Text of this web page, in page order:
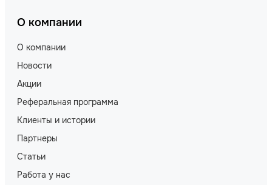
О компании
О компании
Новости
Акции
Реферальная программа
Клиенты и истории
Партнеры
Статьи
Работа у нас